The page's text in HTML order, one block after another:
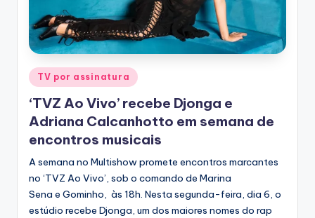
Posted
in
TV por assinatura
‘TVZ Ao Vivo’ recebe Djonga e
Adriana Calcanhotto em semana de
encontros musicais
A semana no Multishow promete encontros marcantes
no ‘TVZ Ao Vivo’, sob o comando de Marina
Sena e Gominho, às 18h. Nesta segunda-feira, dia 6, o
estúdio recebe Djonga, um dos maiores nomes do rap